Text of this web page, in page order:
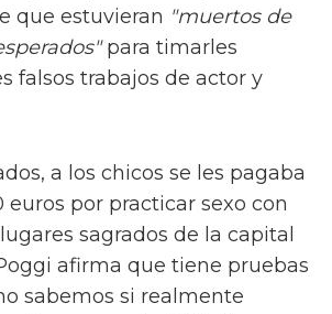
que estuvieran "muertos de
para timarles
falsos trabajos de actor y
a los chicos se les pagaba
euros por practicar sexo con
sagrados de la capital
afirma que tiene pruebas
sabemos si realmente